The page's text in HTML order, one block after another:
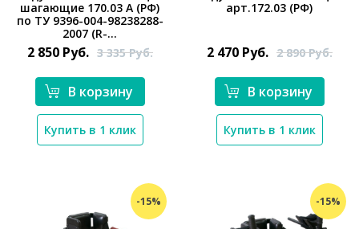
*}
шагающие 170.03 А (РФ)
по ТУ 9396-004-98238288-
2007 (R-...
2 850 Руб. 3 335Руб.
В корзину
Купить в 1 клик
арт.172.03 (РФ)
2 470 Руб. 2 890Руб.
В корзину
Купить в 1 клик
-15% -15%